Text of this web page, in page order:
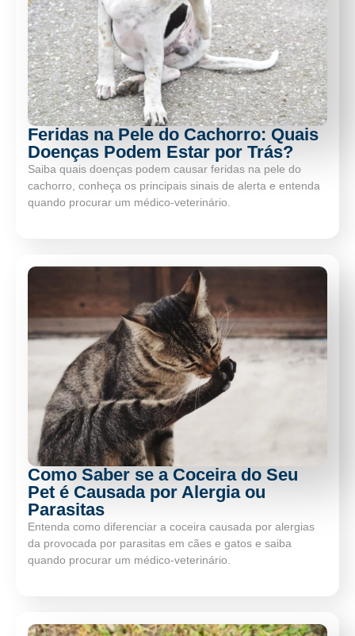
Feridas na Pele do Cachorro: Quais
Doenças Podem Estar por Trás?
Saiba quais doenças podem causar feridas na pele do
cachorro, conheça os principais sinais de alerta e entenda
quando procurar um médico-veterinário.
Como Saber se a Coceira do Seu
Pet é Causada por Alergia ou
Parasitas
Entenda como diferenciar a coceira causada por alergias
da provocada por parasitas em cães e gatos e saiba
quando procurar um médico-veterinário.